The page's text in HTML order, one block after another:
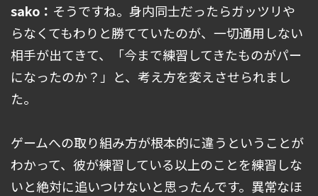
sako： そうですね。身内同士だったらガッツリや
らなくてもわりと勝てていたのが、一切通用しない
相手が出てきて、「今まで練習してきたものがパー
になったのか？」と、考え方を変えさせられまし
た。
ゲームへの取り組み方が根本的に違うということが
わかって、彼が練習している以上のことを練習しな
いと絶対に追いつけないと思ったんです。異常なほ